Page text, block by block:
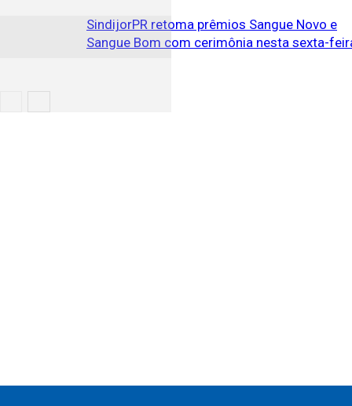
SindijorPR retoma prêmios Sangue Novo e
Sangue Bom com cerimônia nesta sexta-